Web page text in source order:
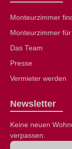
Monteurzimmer
Monteurzimmer
Das Team
Presse
Vermieter werden
Newsletter
Keine neuen
verpassen.